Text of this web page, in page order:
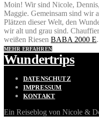
Moin! Wir sind Nicole,
Maggie. Gemeinsam sind wir
Plätzen dieser Welt, den
wir alt und grau sind.
weißen Riesen BABA 2000 E.
MEHR ERFAHREN
Wundertrips
DATENSCHUTZ
IMPRESSUM
KONTAKT
Ein Reiseblog von Nicole &